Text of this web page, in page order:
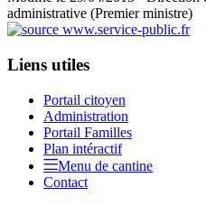
administrative (Premier ministre)
Liens utiles
Portail citoyen
Administration
Portail Familles
Plan intéractif
Menu de cantine
Contact